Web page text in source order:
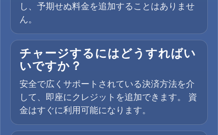
し、予期せぬ料金を追加することはありませ
ん。
チャージするにはどうすればい
いですか？
安全で広くサポートされている決済方法を介
して、即座にクレジットを追加できます。 資
金はすぐに利用可能になります。